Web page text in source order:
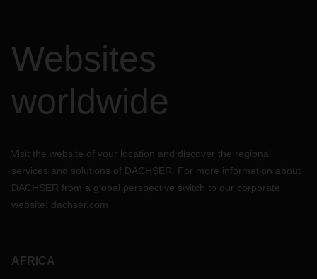
Websites
worldwide
Visit the website of your location and discover the regional
services and solutions of DACHSER. For more information about
DACHSER from a global perspective switch to our corporate
website: dachser.com
AFRICA